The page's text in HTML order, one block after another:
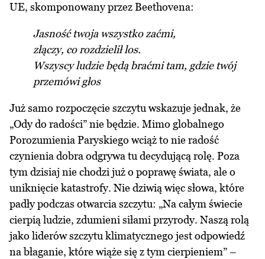
UE, skomponowany przez Beethovena:
Jasność twoja wszystko zaćmi,
złączy, co rozdzielił los.
Wszyscy ludzie będą braćmi tam, gdzie twój
przemówi głos
Już samo rozpoczęcie szczytu wskazuje jednak, że
„Ody do radości” nie będzie. Mimo globalnego
Porozumienia Paryskiego wciąż to nie radość
czynienia dobra odgrywa tu decydującą rolę. Poza
tym dzisiaj nie chodzi już o poprawę świata, ale o
uniknięcie katastrofy. Nie dziwią więc słowa, które
padły podczas otwarcia szczytu: „Na całym świecie
cierpią ludzie, zdumieni siłami przyrody. Naszą rolą
jako liderów szczytu klimatycznego jest odpowiedź
na błaganie, które wiąże się z tym cierpieniem” –